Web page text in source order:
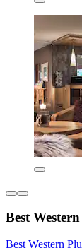
Best
Best Western